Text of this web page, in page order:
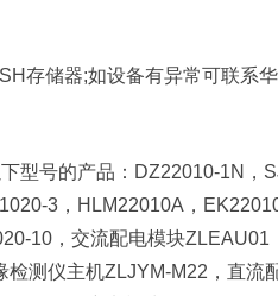
存储器;如设备有异常可联系
型号的产品：DZ22010-1N，
3，HLM22010A，
10，交流配电模块ZLEAU01
测仪主机ZLJYM-M22，直流